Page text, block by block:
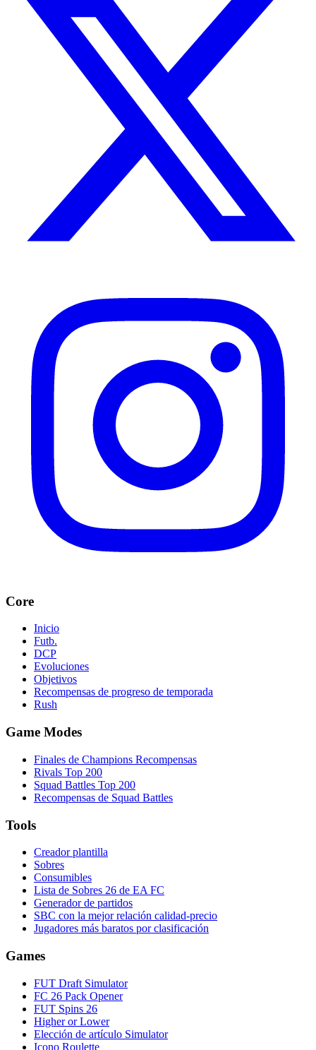
Core
Inicio
Futb.
DCP
Evoluciones
Objetivos
Recompensas de progreso de temporada
Rush
Game Modes
Finales de Champions Recompensas
Rivals Top 200
Squad Battles Top 200
Recompensas de Squad Battles
Tools
Creador plantilla
Sobres
Consumibles
Lista de Sobres 26 de EA FC
Generador de partidos
SBC con la mejor relación calidad-precio
Jugadores más baratos por clasificación
Games
FUT Draft Simulator
FC 26 Pack Opener
FUT Spins 26
Higher or Lower
Elección de artículo Simulator
Icono Roulette